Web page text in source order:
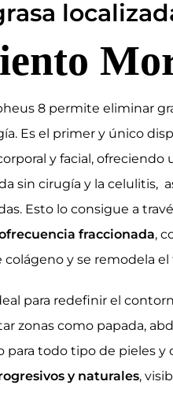
8 permite eliminar
Es el primer y único
y facial, ofreciendo
sin cirugía y la celulitis,
Esto lo consigue a
fraccionada,
y se remodela
para redefinir el
zonas como papada,
para todo tipo de pieles y
y naturales,